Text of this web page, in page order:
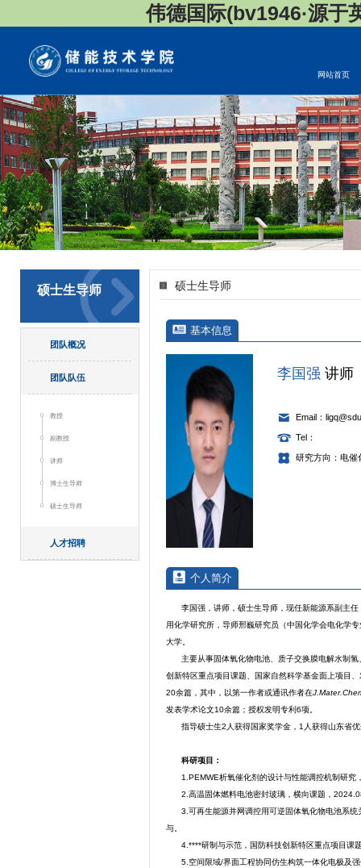
伟德国际(bv1946·源
网站首页
硕士生导师
团队概况
团队队伍
教授
副教授
讲师
博士生导师
硕士生导师
人才招聘
硕士生导师
基本信息
李国强 讲师
Email：
Tel：
研究方向：电催
个人简介
李国强，讲师，硕士生导师，现任新能源系副主
用化学研究所，导师邢巍研究员（中国化学会电化学
大学。
主要从事固体氧化物电池、质子交换膜电解水制
创新特区重点项目课题、国家自然科学基金面上项目
20余篇，其中，以第一作者或通讯作者在J.Mater.
发表学术论文10余篇；授权发明专利6项。
指导硕士生2人获得国家奖学金，1人获得山东省
科研项目：
1.PEMWE析氧催化剂的设计与性能调控机制研
2.高温固体燃料电池密封玻璃，横向课题，
3.可再生能源并网调控用可逆固体氧化物电池系
与。
4.****研制与示范，国防科技创新特区重点项目
5.空间限域/界面工程协同仿生构筑一体化电极及